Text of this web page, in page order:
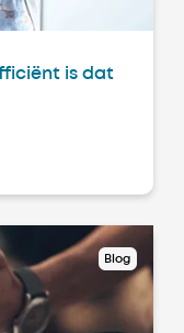
is dat
Blog